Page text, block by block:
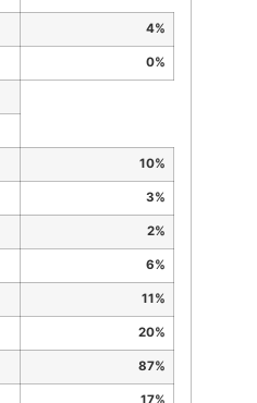
4%
0%
10%
3%
2%
6%
11%
20%
87%
17%